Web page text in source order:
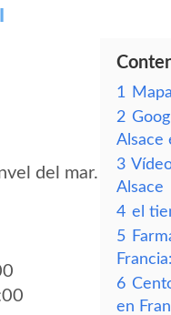
del mar.
1
2
Alsace
3
Alsace
4 el
5
Francia:
6
en